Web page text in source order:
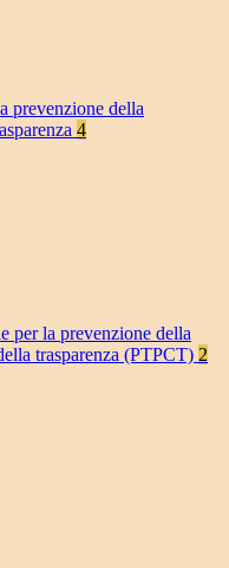
prevenzione della
4
per la prevenzione della
trasparenza (PTPCT) 2